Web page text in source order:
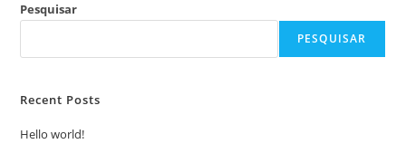
Pesquisar
PESQUISAR
Recent Posts
Hello world!